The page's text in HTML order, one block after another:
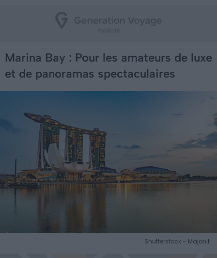
Marina Bay : Pour les amateurs de luxe
et de panoramas spectaculaires
Shutterstock – Majonit